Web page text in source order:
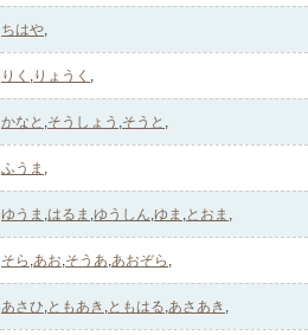
ちはや
りく りょうく
かなと そうしょう そうと
ふうま
ゆうま はるま ゆうしん ゆま とおま
そら あお そうあ あおぞら
あさひ ともあき ともはる あさあき